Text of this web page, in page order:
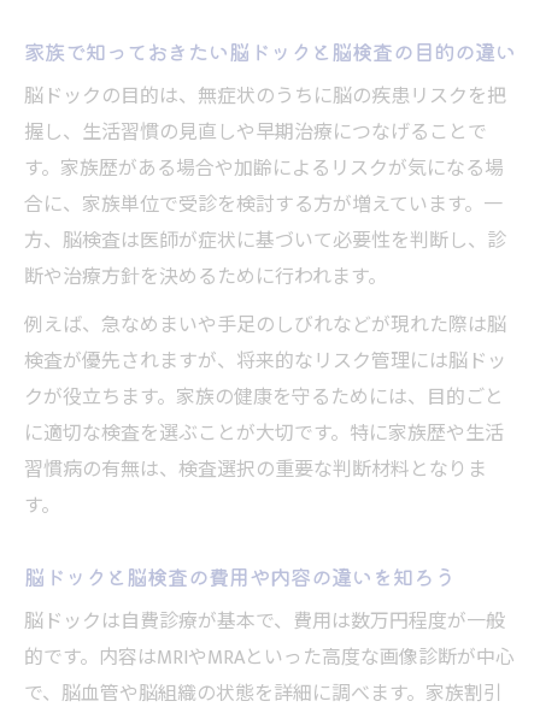
家族で知っておきたい脳ドックと脳検査の目的の違い
脳ドックの目的は、無症状のうちに脳の疾患リスクを把
握し、生活習慣の見直しや早期治療につなげることで
す。家族歴がある場合や加齢によるリスクが気になる場
合に、家族単位で受診を検討する方が増えています。一
方、脳検査は医師が症状に基づいて必要性を判断し、診
断や治療方針を決めるために行われます。
例えば、急なめまいや手足のしびれなどが現れた際は脳
検査が優先されますが、将来的なリスク管理には脳ドッ
クが役立ちます。家族の健康を守るためには、目的ごと
に適切な検査を選ぶことが大切です。特に家族歴や生活
習慣病の有無は、検査選択の重要な判断材料となりま
す。
脳ドックと脳検査の費用や内容の違いを知ろう
脳ドックは自費診療が基本で、費用は数万円程度が一般
的です。内容はMRIやMRAといった高度な画像診断が中心
で、脳血管や脳組織の状態を詳細に調べます。家族割引